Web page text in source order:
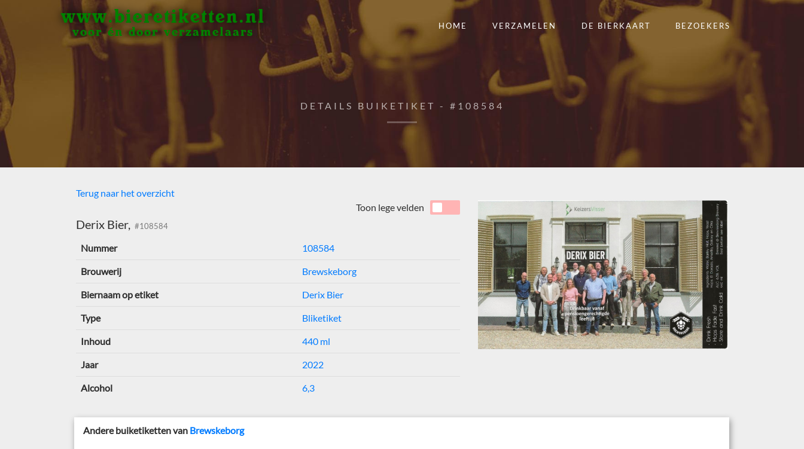
www.bieretiketten.nl
voor én door verzamelaars
HOME VERZAMELEN DE BIERKAART BEZOEKERS
DETAILS BUIKETIKET - #108584
Terug naar het overzicht
Derix Bier, #108584
Toon lege velden
Nummer 108584
Brouwerij Brewskeborg
Biernaam op etiket Derix Bier
Type Bliketiket
Inhoud 440 ml
Jaar 2022
Alcohol 6,3
Andere buiketiketten van Brewskeborg